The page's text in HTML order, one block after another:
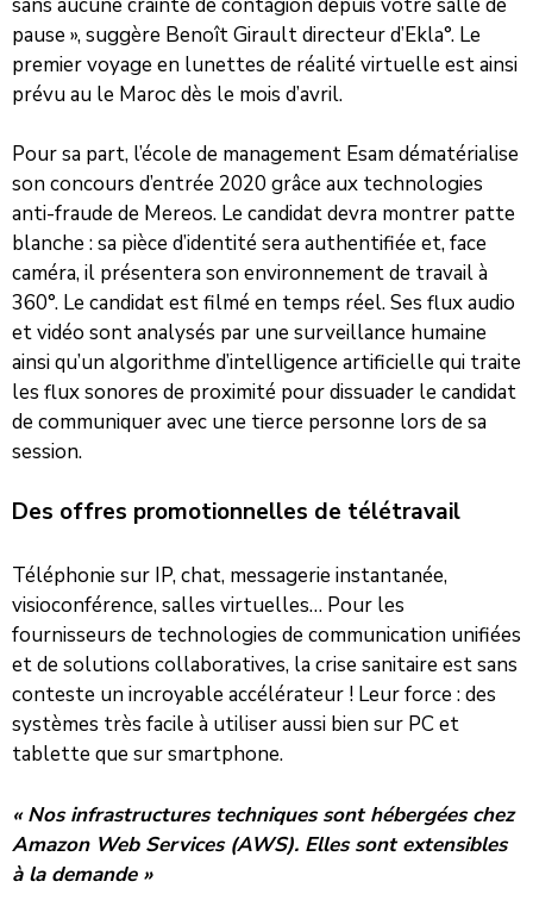
pause », suggère Benoît Girault directeur d’Ekla°. Le
premier voyage en lunettes de réalité virtuelle est ainsi
prévu au le Maroc dès le mois d’avril.
Pour sa part, l’école de management Esam dématérialise
son concours d’entrée 2020 grâce aux technologies
anti-fraude de Mereos. Le candidat devra montrer patte
blanche : sa pièce d’identité sera authentifiée et, face
caméra, il présentera son environnement de travail à
360°. Le candidat est filmé en temps réel. Ses flux audio
et vidéo sont analysés par une surveillance humaine
ainsi qu’un algorithme d’intelligence artificielle qui traite
les flux sonores de proximité pour dissuader le candidat
de communiquer avec une tierce personne lors de sa
session.
Des offres promotionnelles de télétravail
Téléphonie sur IP, chat, messagerie instantanée,
visioconférence, salles virtuelles… Pour les
fournisseurs de technologies de communication unifiées
et de solutions collaboratives, la crise sanitaire est sans
conteste un incroyable accélérateur ! Leur force : des
systèmes très facile à utiliser aussi bien sur PC et
tablette que sur smartphone.
« Nos infrastructures techniques sont hébergées chez
Amazon Web Services (AWS). Elles sont extensibles
à la demande »